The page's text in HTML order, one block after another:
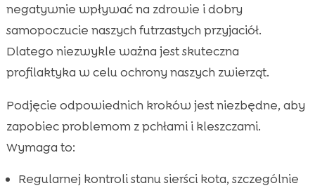
negatywnie wpływać na zdrowie i dobry
samopoczucie naszych futrzastych przyjaciół.
Dlatego niezwykle ważna jest skuteczna
profilaktyka w celu ochrony naszych zwierząt.
Podjęcie odpowiednich kroków jest niezbędne, aby
zapobiec problemom z pchłami i kleszczami.
Wymaga to:
Regularnej kontroli stanu sierści kota, szczególnie